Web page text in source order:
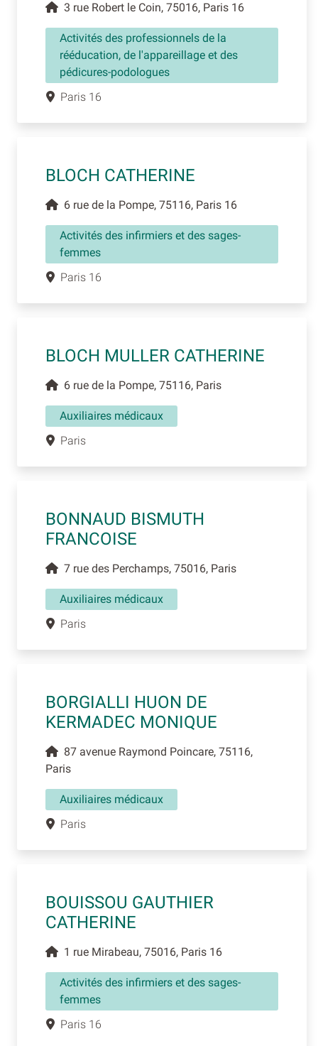
3 rue Robert le Coin, 75016, Paris 16
Activités des professionnels de la
rééducation, de l'appareillage et des
pédicures-podologues
Paris 16
BLOCH CATHERINE
6 rue de la Pompe, 75116, Paris 16
Activités des infirmiers et des sages-
femmes
Paris 16
BLOCH MULLER CATHERINE
6 rue de la Pompe, 75116, Paris
Auxiliaires médicaux
Paris
BONNAUD BISMUTH
FRANCOISE
7 rue des Perchamps, 75016, Paris
Auxiliaires médicaux
Paris
BORGIALLI HUON DE
KERMADEC MONIQUE
87 avenue Raymond Poincare, 75116,
Paris
Auxiliaires médicaux
Paris
BOUISSOU GAUTHIER
CATHERINE
1 rue Mirabeau, 75016, Paris 16
Activités des infirmiers et des sages-
femmes
Paris 16